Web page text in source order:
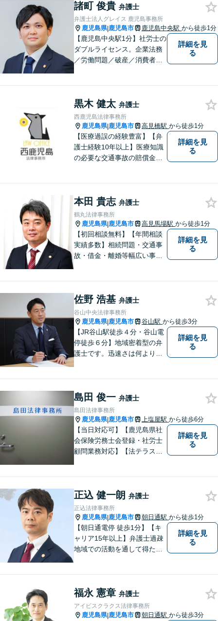
どんなご相談でも、どうぞお
気軽にお声がけください。
【電話・WEB相談も対応可
能】
諸町 俊貴 弁護士
弁護士法人グレイス 鹿児島事務所
鹿児島県|鹿児島市 鹿児島中央駅 から徒歩1分
【鹿児島中央駅1分】社労士の
ダブルライセンス。企業法務
／労働問題／破産／消費者問
をしておりました。丁寧なヒ
アリングで、ご相談の全容を
明らかにし、納得のいく解決
を目指します。
詳細を見
る
黒木 健太 弁護士
西鹿児島法律事務所
鹿児島県|鹿児島市 高見橋駅 から徒歩1分
【医療過誤の経験豊富】【弁
護士経験10年以上】医療知識
の必要な交通事故の賠償金請
さい。依頼者様との信頼関係
を大切に解決へ向けて尽力い
たします。【休日・夜間対応
可】
詳細を見
る
本田 貴志 弁護士
鶴丸法律事務所
鹿児島県|鹿児島市 高見馬場駅 から徒歩1分
【初回相談無料】【年間相談
実績多数】相続問題・交通事
故・借金・離婚等幅広い事件
す。困ったらすぐにご相談く
ださい。
詳細を見
る
佐野 浩基 弁護士
谷山中央法律事務所
鹿児島県|鹿児島市 谷山駅 から徒歩3分
【JR谷山駅徒歩４分・谷山電
停徒歩６分】地域密着型の弁
護士です。迅速さは何よりの
詳細を見
る
島田 俊一 弁護士
島田法律事務所
鹿児島県|鹿児島市 上塩屋駅 から徒歩6分
【当日対応可】【鹿児島県社
会保険労務士会登録・社労士
顧問業務対応】【法テラス対
詳細を見
る
正込 健一朗 弁護士
正込法律事務所
鹿児島県|鹿児島市 朝日通駅 から徒歩1分
【朝日通電停 徒歩1分】【キ
ャリア15年以上】弁護士過疎
地域での活動を通して得た経
適な解決策をご提案します
詳細を見
る
福永 憲章 弁護士
アイビスクラクス法律事務所
鹿児島県|鹿児島市 朝日通駅 から徒歩3分